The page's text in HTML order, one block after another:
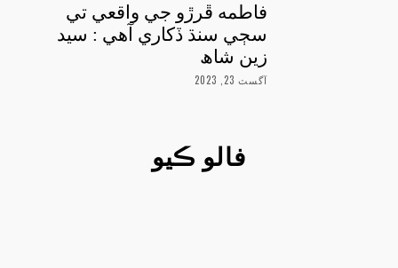
فاطمه ڦرڙو جي واقعي تي
سڄي سنڌ ڏکاري آهي : سيد
زين شاھ
آگسٽ 23, 2023
فالو ڪيو